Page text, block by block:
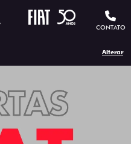
CONTATO
Alterar